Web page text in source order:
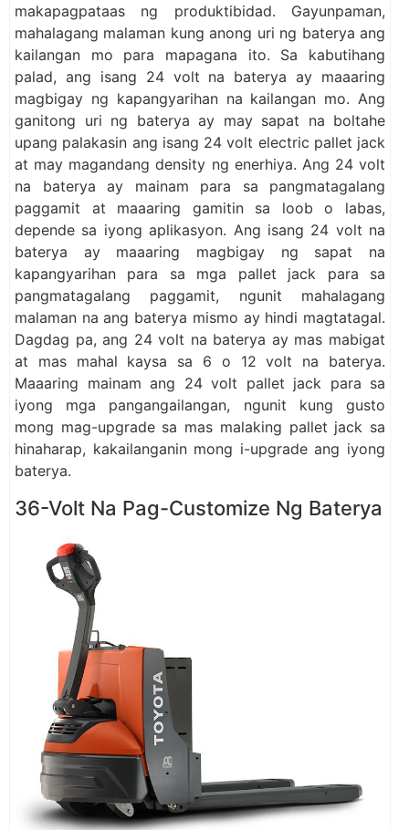
makapagpataas ng produktibidad. Gayunpaman,
mahalagang malaman kung anong uri ng baterya ang
kailangan mo para mapagana ito. Sa kabutihang
palad, ang isang 24 volt na baterya ay maaaring
magbigay ng kapangyarihan na kailangan mo. Ang
ganitong uri ng baterya ay may sapat na boltahe
upang palakasin ang isang 24 volt electric pallet jack
at may magandang density ng enerhiya. Ang 24 volt
na baterya ay mainam para sa pangmatagalang
paggamit at maaaring gamitin sa loob o labas,
depende sa iyong aplikasyon. Ang isang 24 volt na
baterya ay maaaring magbigay ng sapat na
kapangyarihan para sa mga pallet jack para sa
pangmatagalang paggamit, ngunit mahalagang
malaman na ang baterya mismo ay hindi magtatagal.
Dagdag pa, ang 24 volt na baterya ay mas mabigat
at mas mahal kaysa sa 6 o 12 volt na baterya.
Maaaring mainam ang 24 volt pallet jack para sa
iyong mga pangangailangan, ngunit kung gusto
mong mag-upgrade sa mas malaking pallet jack sa
hinaharap, kakailanganin mong i-upgrade ang iyong
baterya.
36-Volt Na Pag-Customize Ng Baterya